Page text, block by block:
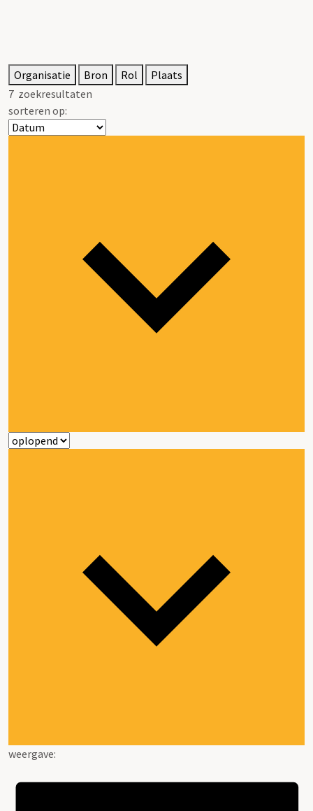
Organisatie Bron Rol
Plaats
7 zoekresultaten
sorteren op:
weergave: